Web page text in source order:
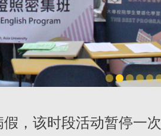
假，该时段活动暂停一次